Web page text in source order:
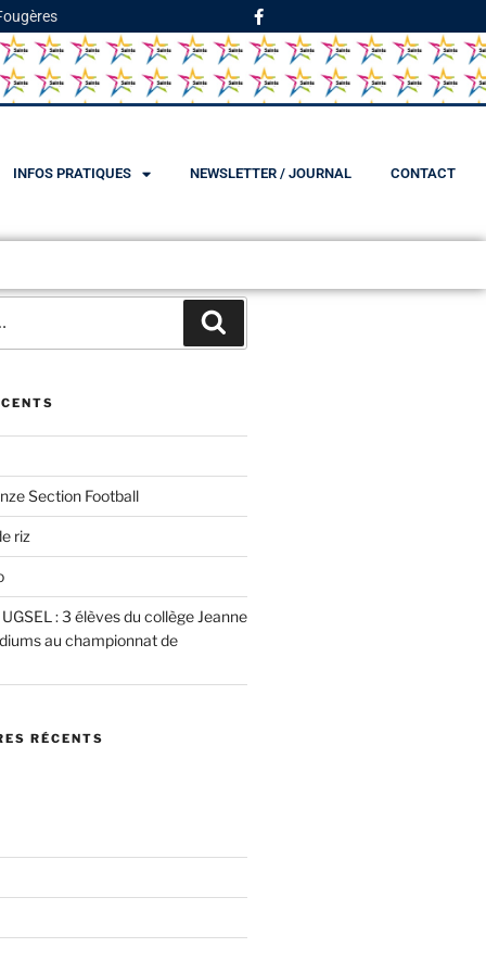
INFOS PRATIQUES NEWSLETTER / JOURNAL CONTACT
Section Football
riz
: 3 élèves du collège Jeanne
au championnat de
RÉCENTS